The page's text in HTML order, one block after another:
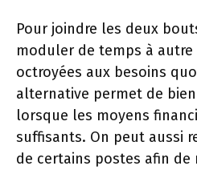
Pour joindre les deux
moduler de temps à autre
octroyées aux besoins
alternative permet de
lorsque les moyens
suffisants. On peut aussi
de certains postes afin de